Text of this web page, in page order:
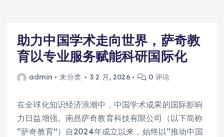
助力中国学术走向世界，萨奇教
育以专业服务赋能科研国际化
admin 未分类 3 2 月, 2026 0 评论
在全球化知识经济浪潮中，中国学术成果的国际影响
力日益增强。南昌萨奇教育科技有限公司（以下简称
“萨奇教育”）自2024年成立以来，始终以“推动中国